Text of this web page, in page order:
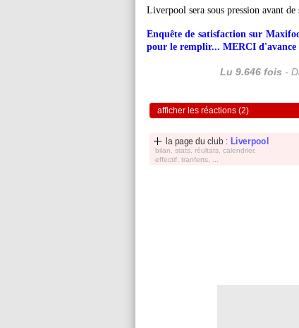
Liverpool sera sous pression avant de
Enquête de satisfaction sur
pour le remplir... MERCI
Lu 9.646 fois -
afficher les réactions (2)
la page du club : Liverpool
bilan, stats, réultats, calendrier,
effectif, tranferts, ...